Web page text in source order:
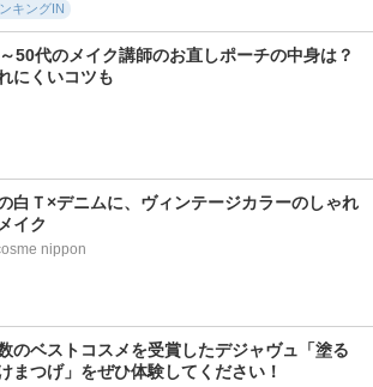
キングIN
50代のメイク講師のお直しポーチの中身は？
にくいコツも
白Ｔ×デニムに、ヴィンテージカラーのしゃれ
イク
nippon
のベストコスメを受賞したデジャヴュ「塗る
まつげ」をぜひ体験してください！